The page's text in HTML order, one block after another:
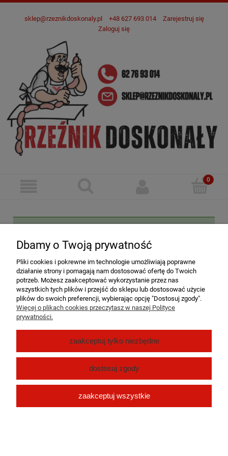
sklep@rzeznikdoskonaly.pl +48 627 693 014
Zarejestruj się
Zaloguj się
Moje konto
Płatności i dostawa
O nas
pokaż pełną wersję strony
Sklep internetowy Shoper.pl
Dbamy o Twoją prywatność
Pliki cookies i pokrewne im technologie umożliwiają poprawne
działanie strony i pomagają nam dostosować ofertę do Twoich
potrzeb. Możesz zaakceptować wykorzystanie przez nas
wszystkich tych plików i przejść do sklepu lub dostosować użycie
plików do swoich preferencji, wybierając opcję "Dostosuj zgody".
Więcej o plikach cookies przeczytasz w naszej Polityce
prywatności.
zaakceptuj tylko niezbędne
dostosuj zgody
zaakceptuj wszystkie